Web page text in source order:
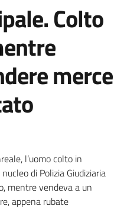
Colto
merce
l’uomo colto in
di Polizia Giudiziaria
mentre vendeva a un
appena rubate